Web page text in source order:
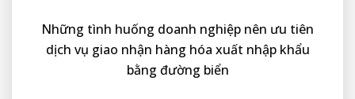
Những tình huống doanh nghiệp nên ưu tiên
dịch vụ giao nhận hàng hóa xuất nhập khẩu
bằng đường biển